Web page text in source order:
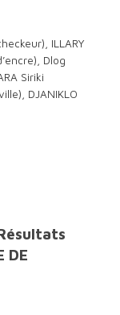
ILLARY
Dlog
Siriki
DJANIKLO
DE